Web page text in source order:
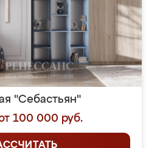
"Себастьян"
100 000 руб.